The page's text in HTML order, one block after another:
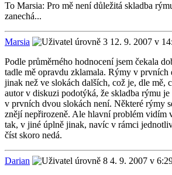
To Marsia: Pro mě není důležitá skladba
zanechá...
Marsia
12. 9. 2007 v
Podle průměrného hodnocení jsem čekala
tadle mě opravdu zklamala. Rýmy v prvních
jinak než ve slokách dalších, což je, dle mě,
autor v diskuzi podotýká, že skladba rýmu
v prvních dvou slokách není. Některé rýmy
znějí nepřirozeně. Ale hlavní problém vidím
tak, v jiné úplně jinak, navíc v rámci
číst skoro nedá.
Darian
4. 9. 2007 v